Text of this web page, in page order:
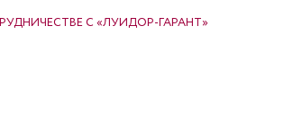
С «ЛУИДОР-ГАРАНТ»